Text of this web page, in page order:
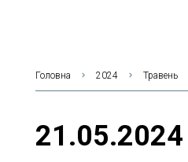
Головна 2024 Травень
21.05.2024